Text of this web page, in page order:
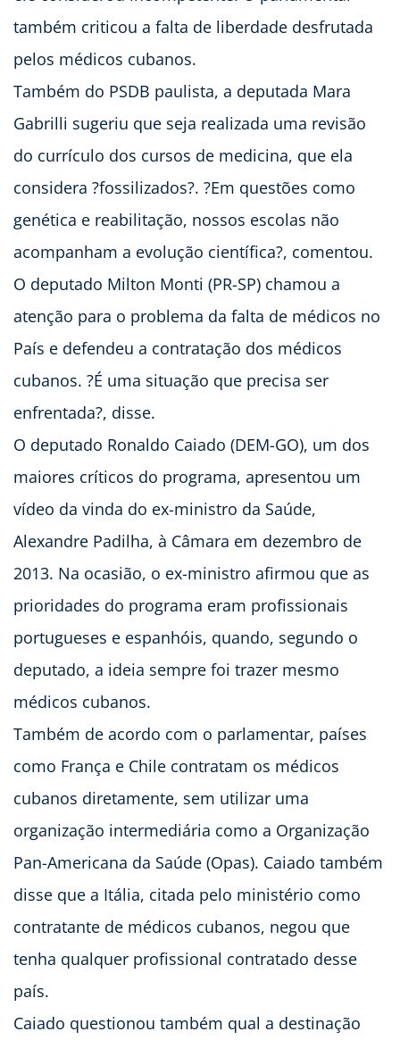
também criticou a falta de liberdade desfrutada
pelos médicos cubanos.
Também do PSDB paulista, a deputada Mara
Gabrilli sugeriu que seja realizada uma revisão
do currículo dos cursos de medicina, que ela
considera ?fossilizados?. ?Em questões como
genética e reabilitação, nossos escolas não
acompanham a evolução científica?, comentou.
O deputado Milton Monti (PR-SP) chamou a
atenção para o problema da falta de médicos no
País e defendeu a contratação dos médicos
cubanos. ?É uma situação que precisa ser
enfrentada?, disse.
O deputado Ronaldo Caiado (DEM-GO), um dos
maiores críticos do programa, apresentou um
vídeo da vinda do ex-ministro da Saúde,
Alexandre Padilha, à Câmara em dezembro de
2013. Na ocasião, o ex-ministro afirmou que as
prioridades do programa eram profissionais
portugueses e espanhóis, quando, segundo o
deputado, a ideia sempre foi trazer mesmo
médicos cubanos.
Também de acordo com o parlamentar, países
como França e Chile contratam os médicos
cubanos diretamente, sem utilizar uma
organização intermediária como a Organização
Pan-Americana da Saúde (Opas). Caiado também
disse que a Itália, citada pelo ministério como
contratante de médicos cubanos, negou que
tenha qualquer profissional contratado desse
país.
Caiado questionou também qual a destinação